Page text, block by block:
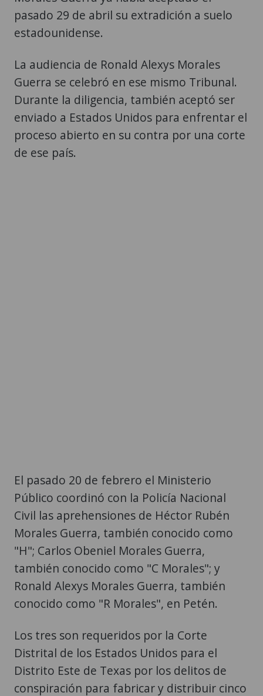
pasado 29 de abril su extradición a suelo
estadounidense.
La audiencia de Ronald Alexys Morales
Guerra se celebró en ese mismo Tribunal.
Durante la diligencia, también aceptó ser
enviado a Estados Unidos para enfrentar el
proceso abierto en su contra por una corte
de ese país.
El pasado 20 de febrero el Ministerio
Público coordinó con la Policía Nacional
Civil las aprehensiones de Héctor Rubén
Morales Guerra, también conocido como
"H"; Carlos Obeniel Morales Guerra,
también conocido como "C Morales"; y
Ronald Alexys Morales Guerra, también
conocido como "R Morales", en Petén.
Los tres son requeridos por la Corte
Distrital de los Estados Unidos para el
Distrito Este de Texas por los delitos de
conspiración para fabricar y distribuir cinco